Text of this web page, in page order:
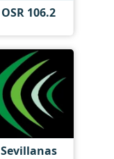
OSR 106.2
Sevillanas